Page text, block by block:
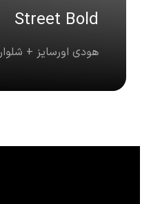
Street Bold
هودی اورسایز + شلوار 479 + کتانی بسکتبال